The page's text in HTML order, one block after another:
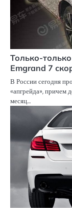
Только-
Emgrand 7
В России сегодня
«апгрейда», причем
месяц…